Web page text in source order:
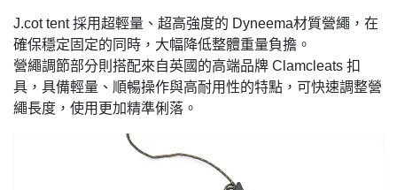
J.cot tent 採用超輕量、超高強度的 Dyneema材質營繩，在
確保穩定固定的同時，大幅降低整體重量負擔。
營繩調節部分則搭配來自英國的高端品牌 Clamcleats 扣
具，具備輕量、順暢操作與高耐用性的特點，可快速調整營
繩長度，使用更加精準俐落。